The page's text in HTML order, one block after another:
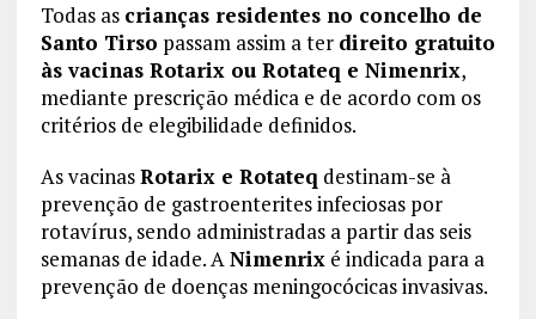
Todas as crianças residentes no concelho de
Santo Tirso passam assim a ter direito gratuito
às vacinas Rotarix ou Rotateq e Nimenrix,
mediante prescrição médica e de acordo com os
critérios de elegibilidade definidos.
As vacinasRotarix e Rotateq destinam-se à
prevenção de gastroenterites infeciosas por
rotavírus, sendo administradas a partir das seis
semanas de idade. ANimenrixé indicada para a
prevenção de doenças meningocócicas invasivas.